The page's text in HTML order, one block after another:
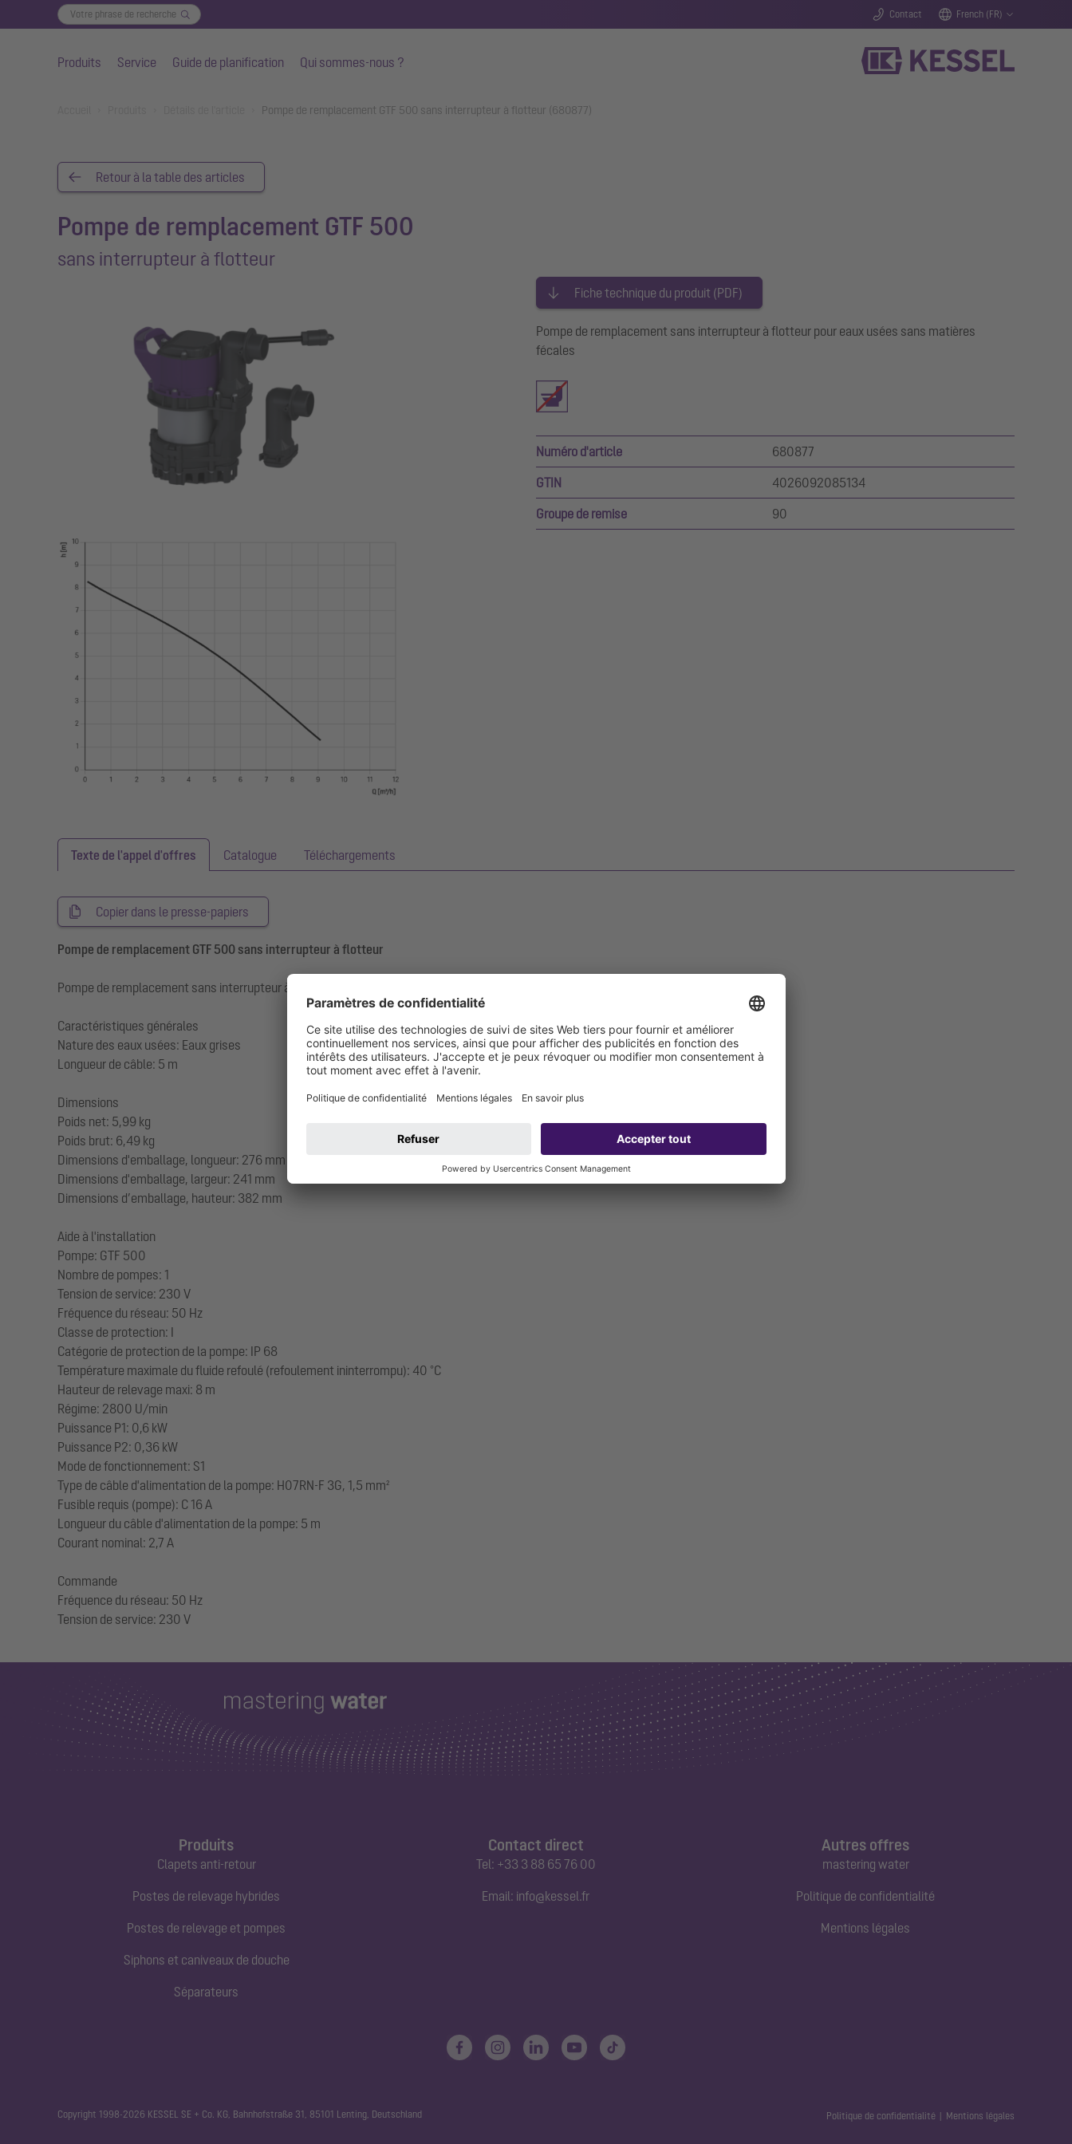
Contact French (FR)
Produits Service Guide de planification Qui sommes-nous ?
Pompe de remplacement GTF 500 sans interrupteur à flotteur (680877)
Retour à la table des articles
Pompe de remplacement GTF 500
sans interrupteur à flotteur
Fiche technique du produit (PDF)
Pompe de remplacement sans interrupteur à flotteur pour eaux usées sans matières
fécales
Numéro d'article 680877
GTIN 4026092085134
Groupe de remise 90
Texte de l'appel d'offres Catalogue Téléchargements
Copier dans le presse-papiers
Pompe de remplacement GTF 500 sans interrupteur à flotteur
Pompe de remplacement sans interrupteur à flotteur pour eaux usées sans matières fécales
Caractéristiques générales
Nature des eaux usées: Eaux grises
Longueur de câble: 5 m
Dimensions
Poids net: 5,99 kg
Poids brut: 6,49 kg
Dimensions d'emballage, longueur: 276 mm
Dimensions d'emballage, largeur: 241 mm
Dimensions d’emballage, hauteur: 382 mm
Aide à l'installation
Pompe: GTF 500
Nombre de pompes: 1
Tension de service: 230 V
Fréquence du réseau: 50 Hz
Classe de protection: I
Catégorie de protection de la pompe: IP 68
Température maximale du fluide refoulé (refoulement ininterrompu): 40 °C
Hauteur de relevage maxi: 8 m
Régime: 2800 U/min
Puissance P1: 0,6 kW
Puissance P2: 0,36 kW
Mode de fonctionnement: S1
Type de câble d'alimentation de la pompe: H07RN-F 3G, 1,5 mm²
Fusible requis (pompe): C 16 A
Longueur du câble d'alimentation de la pompe: 5 m
Courant nominal: 2,7 A
Commande
Fréquence du réseau: 50 Hz
Produits
Clapets anti-retour
Postes de relevage hybrides
Postes de relevage et pompes
Siphons et caniveaux de douche
Séparateurs
Contact direct
Tel: +33 3 88 65 76 00
Email: info@kessel.fr
Autres offres
mastering water
Politique de confidentialité
Mentions légales
Copyright 1998-2026 KESSEL SE + Co. KG, Bahnhofstraße 31, 85101 Lenting, Deutschland Politique de confidentialité Mentions légales